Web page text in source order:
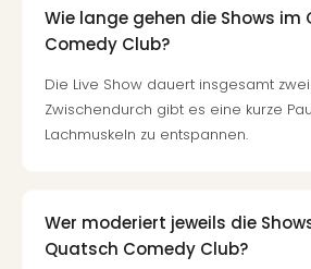
Wie lange gehen die Shows im
Comedy Club?
Die Live Show dauert insgesamt
Zwischendurch gibt es eine kurze
Lachmuskeln zu entspannen.
Wer moderiert jeweils die
Quatsch Comedy Club?